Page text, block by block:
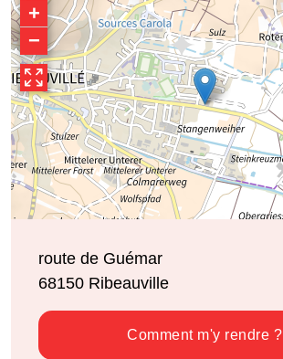
+
−
route de Guémar
68150 Ribeauville
Comment m'y rendre ?